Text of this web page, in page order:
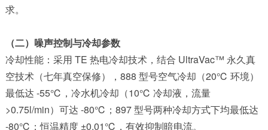
求。
（二）噪声控制与冷却参数
冷却性能：采用 TE 热电冷却技术，结合 UltraVac™ 永久真
空技术（七年真空保修），888 型号空气冷却（20℃ 环境）
最低达 -55℃，冷水机冷却（10℃ 冷却液，流量
>0.75l/min）可达 -80℃；897 型号两种冷却方式下均最低达
-80℃；恒温精度 ±0.01℃，有效抑制暗电流。